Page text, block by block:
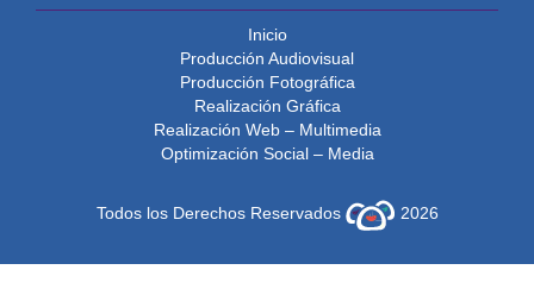
Inicio
Producción Audiovisual
Producción Fotográfica
Realización Gráfica
Realización Web – Multimedia
Optimización Social – Media
Todos los Derechos Reservados 2026